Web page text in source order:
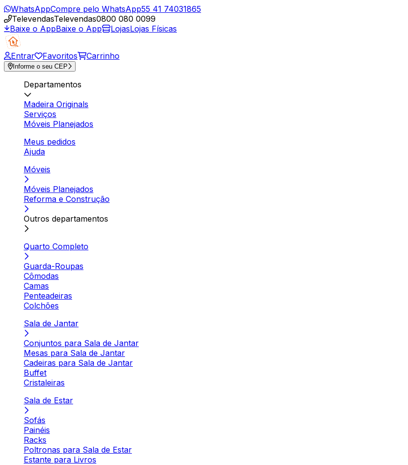
WhatsAppCompre pelo WhatsApp55 41 74031865
TelevendasTelevendas0800 080 0099
Baixe o AppBaixe o App LojasLojas Físicas
Entrar Favoritos Carrinho
Informe o seu CEP
Departamentos
Madeira Originals
Serviços
Móveis Planejados
Meus pedidos
Ajuda
Móveis
Móveis Planejados
Reforma e Construção
Outros departamentos
Quarto Completo
Guarda-Roupas
Cômodas
Camas
Penteadeiras
Colchões
Sala de Jantar
Conjuntos para Sala de Jantar
Mesas para Sala de Jantar
Cadeiras para Sala de Jantar
Buffet
Cristaleiras
Sala de Estar
Sofás
Painéis
Racks
Poltronas para Sala de Estar
Estante para Livros